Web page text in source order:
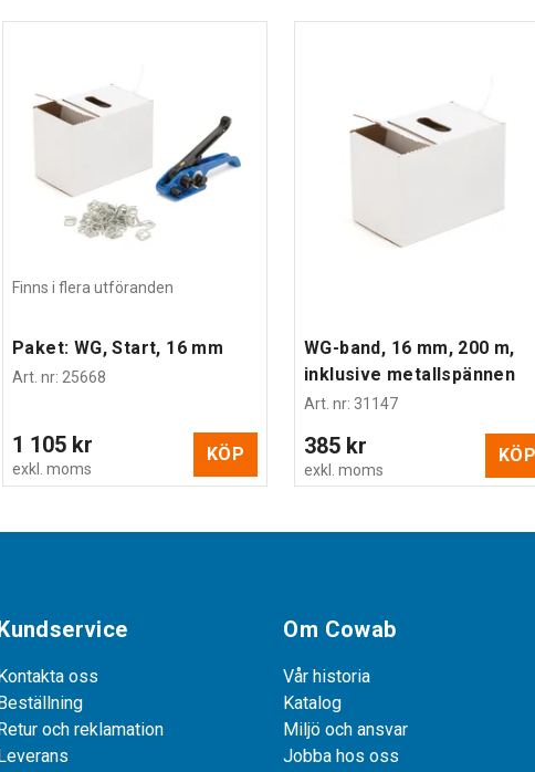
Finns i flera utföranden
Paket: WG, Start, 16 mm
Art. nr: 25668
1 105 kr
exkl. moms
KÖP
WG-band, 16 mm, 200 m,
inklusive metallspännen
Art. nr: 31147
385 kr
exkl. moms
KÖP
oss
och reklamation
Om Cowab
Vår historia
Katalog
Miljö och ansvar
Jobba hos oss